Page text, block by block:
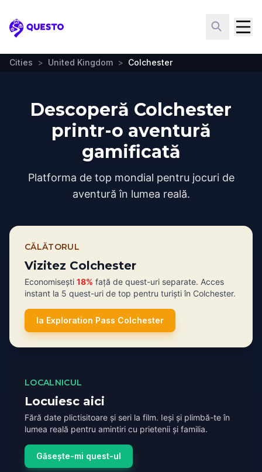
Questo
Cities > United Kingdom > Colchester
Descoperă Colchester
printr-o aventură
gamificată
Platforma de top mondial pentru jocuri de
aventură în lumea reală.
CĂLĂTORUL
Vizitez Colchester
Economisești 18% față de quest-uri separate. Acces
instant la 5 quest-uri de top pentru turiști în Colchester.
Ia Exploration Pass Colchester
LOCALNICUL
Locuiesc aici
Fără date plictisitoare și seri la film. Ieși și plimbă-te în
lumea reală pentru amintiri cu prietenii și familia.
Găsește-mi quest-ul